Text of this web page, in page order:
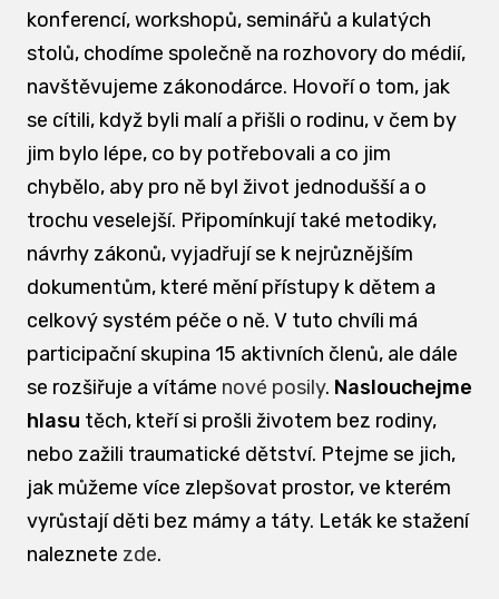
konferencí, workshopů, seminářů a kulatých
stolů, chodíme společně na rozhovory do médií,
navštěvujeme zákonodárce. Hovoří o tom, jak
se cítili, když byli malí a přišli o rodinu, v čem by
jim bylo lépe, co by potřebovali a co jim
chybělo, aby pro ně byl život jednodušší a o
trochu veselejší. Připomínkují také metodiky,
návrhy zákonů, vyjadřují se k nejrůznějším
dokumentům, které mění přístupy k dětem a
celkový systém péče o ně. V tuto chvíli má
participační skupina 15 aktivních členů, ale dále
se rozšiřuje a vítáme nové posily. Naslouchejme
hlasu těch, kteří si prošli životem bez rodiny,
nebo zažili traumatické dětství. Ptejme se jich,
jak můžeme více zlepšovat prostor, ve kterém
vyrůstají děti bez mámy a táty. Leták ke stažení
naleznete zde.